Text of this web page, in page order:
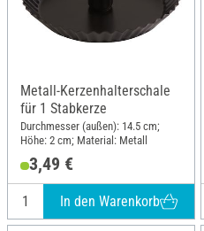
Metall-Kerzenhalterschale
für 1 Stabkerze
Durchmesser (außen): 14.5 cm;
Höhe: 2 cm; Material: Metall
3,49 €
In den Warenkorb